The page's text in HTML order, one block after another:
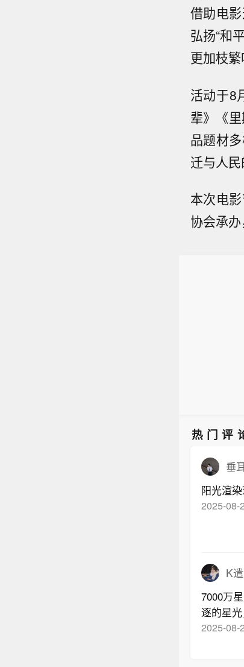
借助电
弘扬“和
更加枝繁
活动于8
辈》《
品题材
迁与人民
本次电
协会承办
热门评
垂
阳光渲
2025-08-
K
7000万
逐的星光
2025-08-